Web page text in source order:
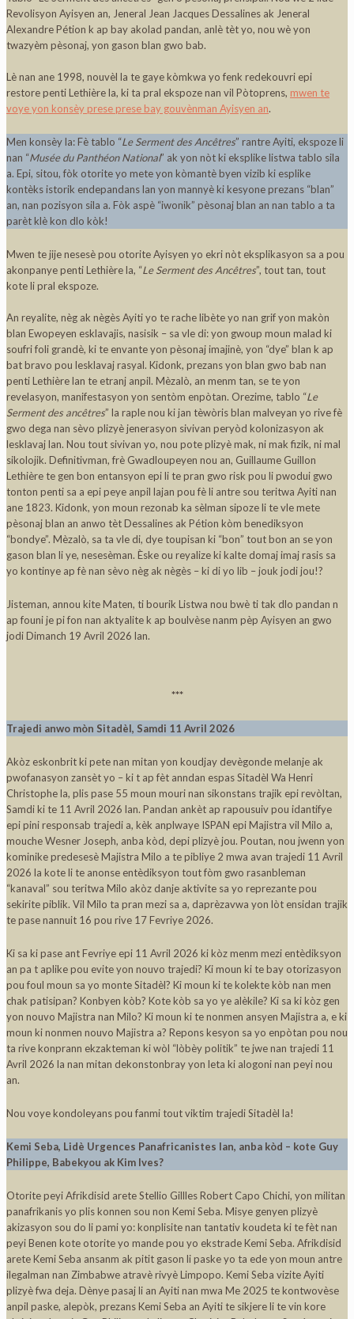
Revolisyon Ayisyen an, Jeneral Jean Jacques Dessalines ak Jeneral
Alexandre Pétion k ap bay akolad pandan, anlè tèt yo, nou wè yon
twazyèm pèsonaj, yon gason blan gwo bab.
Lè nan ane 1998, nouvèl la te gaye kòmkwa yo fenk redekouvri epi
restore penti Lethière la, ki ta pral ekspoze nan vil Pòtoprens, mwen te
voye yon konsèy prese prese bay gouvènman Ayisyen an.
Men konsèy la: Fè tablo “Le Serment des Ancêtres” rantre Ayiti, ekspoze li
nan “Musée du Panthéon National” ak yon nòt ki eksplike listwa tablo sila
a. Epi, sitou, fòk otorite yo mete yon kòmantè byen vizib ki esplike
kontèks istorik endepandans lan yon mannyè ki kesyone prezans “blan”
an, nan pozisyon sila a. Fòk aspè “iwonik” pèsonaj blan an nan tablo a ta
parèt klè kon dlo kòk!
Mwen te jije nesesè pou otorite Ayisyen yo ekri nòt eksplikasyon sa a pou
akonpanye penti Lethière la, “Le Serment des Ancêtres”, tout tan, tout
kote li pral ekspoze.
An reyalite, nèg ak nègès Ayiti yo te rache libète yo nan grif yon makòn
blan Ewopeyen esklavajis, nasisik – sa vle di: yon gwoup moun malad ki
soufri foli grandè, ki te envante yon pèsonaj imajinè, yon “dye” blan k ap
bat bravo pou lesklavaj rasyal. Kidonk, prezans yon blan gwo bab nan
penti Lethière lan te etranj anpil. Mèzalò, an menm tan, se te yon
revelasyon, manifestasyon yon sentòm enpòtan. Orezime, tablo “Le
Serment des ancêtres” la raple nou ki jan tèwòris blan malveyan yo rive fè
gwo dega nan sèvo plizyè jenerasyon sivivan peryòd kolonizasyon ak
lesklavaj lan. Nou tout sivivan yo, nou pote plizyè mak, ni mak fizik, ni mal
sikolojik. Definitivman, frè Gwadloupeyen nou an, Guillaume Guillon
Lethière te gen bon entansyon epi li te pran gwo risk pou li pwodui gwo
tonton penti sa a epi peye anpil lajan pou fè li antre sou teritwa Ayiti nan
ane 1823. Kidonk, yon moun rezonab ka sèlman sipoze li te vle mete
pèsonaj blan an anwo tèt Dessalines ak Pétion kòm benediksyon
“bondye”. Mèzalò, sa ta vle di, dye toupisan ki “bon” tout bon an se yon
gason blan li ye, nesesèman. Èske ou reyalize ki kalte domaj imaj rasis sa
yo kontinye ap fè nan sèvo nèg ak nègès – ki di yo lib – jouk jodi jou!?
Jisteman, annou kite Maten, ti bourik Listwa nou bwè ti tak dlo pandan n
ap founi je pi fon nan aktyalite k ap boulvèse nanm pèp Ayisyen an gwo
jodi Dimanch 19 Avril 2026 lan.
***
Trajedi anwo mòn Sitadèl, Samdi 11 Avril 2026
Akòz eskonbrit ki pete nan mitan yon koudjay devègonde melanje ak
pwofanasyon zansèt yo – ki t ap fèt anndan espas Sitadèl Wa Henri
Christophe la, plis pase 55 moun mouri nan sikonstans trajik epi revòltan,
Samdi ki te 11 Avril 2026 lan. Pandan ankèt ap rapousuiv pou idantifye
epi pini responsab trajedi a, kèk anplwaye ISPAN epi Majistra vil Milo a,
mouche Wesner Joseph, anba kòd, depi plizyè jou. Poutan, nou jwenn yon
kominike predesesè Majistra Milo a te pibliye 2 mwa avan trajedi 11 Avril
2026 la kote li te anonse entèdiksyon tout fòm gwo rasanbleman
“kanaval” sou teritwa Milo akòz danje aktivite sa yo reprezante pou
sekirite piblik. Vil Milo ta pran mezi sa a, daprèzavwa yon lòt ensidan trajik
te pase nannuit 16 pou rive 17 Fevriye 2026.
Ki sa ki pase ant Fevriye epi 11 Avril 2026 ki kòz menm mezi entèdiksyon
an pa t aplike pou evite yon nouvo trajedi? Ki moun ki te bay otorizasyon
pou foul moun sa yo monte Sitadèl? Ki moun ki te kolekte kòb nan men
chak patisipan? Konbyen kòb? Kote kòb sa yo ye alèkile? Ki sa ki kòz gen
yon nouvo Majistra nan Milo? Ki moun ki te nonmen ansyen Majistra a, e ki
moun ki nonmen nouvo Majistra a? Repons kesyon sa yo enpòtan pou nou
ta rive konprann ekzakteman ki wòl “lòbèy politik” te jwe nan trajedi 11
Avril 2026 la nan mitan dekonstonbray yon leta ki alogoni nan peyi nou
an.
Nou voye kondoleyans pou fanmi tout viktim trajedi Sitadèl la!
Kemi Seba, Lidè Urgences Panafricanistes lan, anba kòd – kote Guy
Philippe, Babekyou ak Kim Ives?
Otorite peyi Afrikdisid arete Stellio Gillles Robert Capo Chichi, yon militan
panafrikanis yo plis konnen sou non Kemi Seba. Misye genyen plizyè
akizasyon sou do li pami yo: konplisite nan tantativ koudeta ki te fèt nan
peyi Benen kote otorite yo mande pou yo ekstrade Kemi Seba. Afrikdisid
arete Kemi Seba ansanm ak pitit gason li paske yo ta ede yon moun antre
ilegalman nan Zimbabwe atravè rivyè Limpopo. Kemi Seba vizite Ayiti
plizyè fwa deja. Dènye pasaj li an Ayiti nan mwa Me 2025 te kontwovèse
anpil paske, alepòk, prezans Kemi Seba an Ayiti te sikjere li te vin kore